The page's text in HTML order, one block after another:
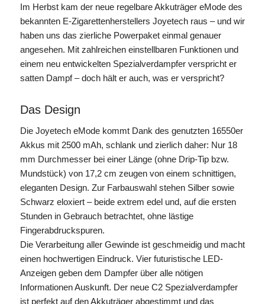
Im Herbst kam der neue regelbare Akkuträger eMode des
bekannten E-Zigarettenherstellers Joyetech raus – und wir
haben uns das zierliche Powerpaket einmal genauer
angesehen. Mit zahlreichen einstellbaren Funktionen und
einem neu entwickelten Spezialverdampfer verspricht er
satten Dampf – doch hält er auch, was er verspricht?
Das Design
Die Joyetech eMode kommt Dank des genutzten 16550er
Akkus mit 2500 mAh, schlank und zierlich daher: Nur 18
mm Durchmesser bei einer Länge (ohne Drip-Tip bzw.
Mundstück) von 17,2 cm zeugen von einem schnittigen,
eleganten Design. Zur Farbauswahl stehen Silber sowie
Schwarz eloxiert – beide extrem edel und, auf die ersten
Stunden in Gebrauch betrachtet, ohne lästige
Fingerabdruckspuren.
Die Verarbeitung aller Gewinde ist geschmeidig und macht
einen hochwertigen Eindruck. Vier futuristische LED-
Anzeigen geben dem Dampfer über alle nötigen
Informationen Auskunft. Der neue C2 Spezialverdampfer
ist perfekt auf den Akkuträger abgestimmt und das